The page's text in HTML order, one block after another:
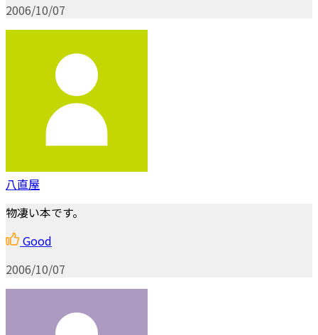
2006/10/07
八直屋
物凄い本です。
Good
2006/10/07